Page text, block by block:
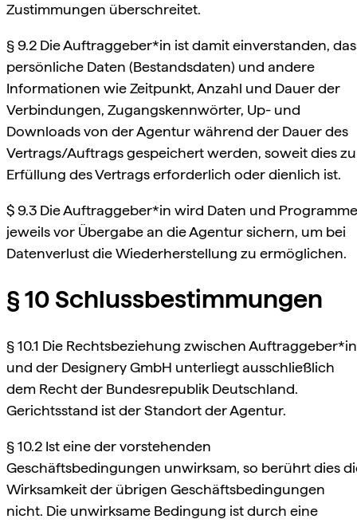
Zustimmungen überschreitet.
§ 9.2 Die Auftraggeber*in ist damit einverstanden,
persönliche Daten (Bestandsdaten) und andere
Informationen wie Zeitpunkt, Anzahl und Dauer der
Verbindungen, Zugangskennwörter, Up- und
Downloads von der Agentur während der Dauer des
Vertrags/Auftrags gespeichert werden, soweit dies
Erfüllung des Vertrags erforderlich oder dienlich ist.
$ 9.3 Die Auftraggeber*in wird Daten und Programme
jeweils vor Übergabe an die Agentur sichern, um bei
Datenverlust die Wiederherstellung zu ermöglichen.
§ 10 Schlussbestimmungen
§ 10.1 Die Rechtsbeziehung zwischen Auftraggeber*in
und der Designery GmbH unterliegt ausschließlich
dem Recht der Bundesrepublik Deutschland.
Gerichtsstand ist der Standort der Agentur.
§ 10.2 Ist eine der vorstehenden
Geschäftsbedingungen unwirksam, so berührt dies
Wirksamkeit der übrigen Geschäftsbedingungen
nicht. Die unwirksame Bedingung ist durch eine